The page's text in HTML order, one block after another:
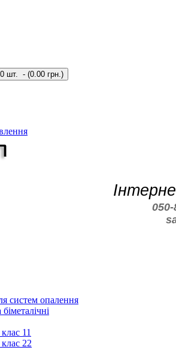
0 шт. - (0.00 грн.)
систем опалення
11
клас 22